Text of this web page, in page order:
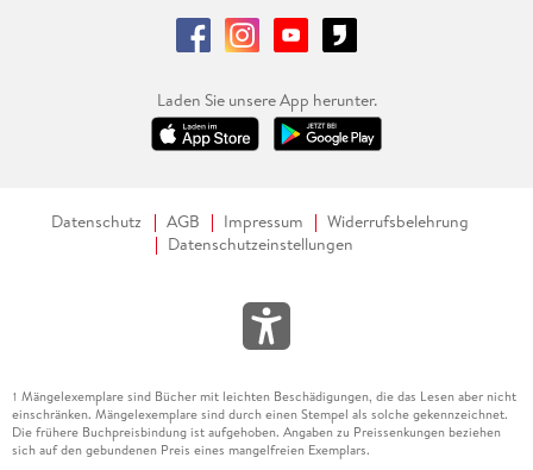
Laden Sie unsere App herunter.
Datenschutz AGB Impressum
Widerrufsbelehrung
Datenschutzeinstellungen
1 Mängelexemplare sind Bücher mit leichten Beschädigungen, die das Lesen aber nicht
einschränken. Mängelexemplare sind durch einen Stempel als solche gekennzeichnet.
Die frühere Buchpreisbindung ist aufgehoben. Angaben zu Preissenkungen beziehen
sich auf den gebundenen Preis eines mangelfreien Exemplars.